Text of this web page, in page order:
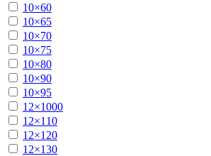
10×60
10×65
10×70
10×75
10×80
10×90
10×95
12×1000
12×110
12×120
12×130